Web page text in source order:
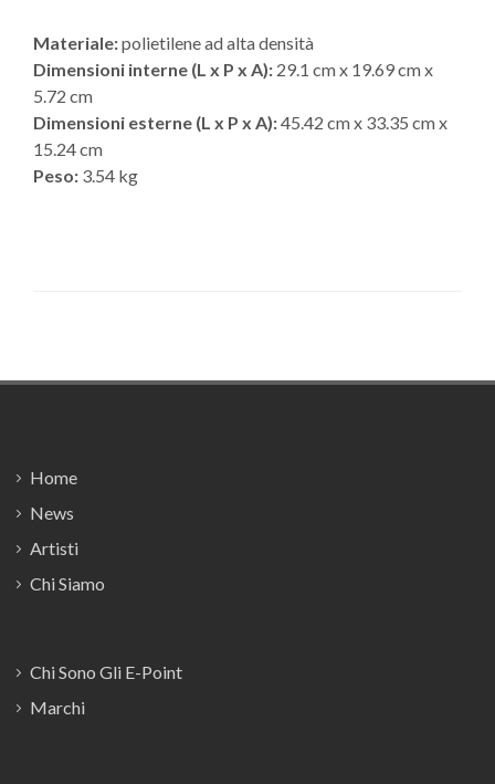
Materiale:polietilene ad alta densità
Dimensioni interne (L x P x A): 29.1 cm x 19.69 cm x
5.72 cm
Dimensioni esterne (L x P x A):45.42 cm x 33.35 cm x
15.24 cm
Peso: 3.54 kg
Home
News
Artisti
Chi Siamo
Chi Sono Gli E-Point
Marchi